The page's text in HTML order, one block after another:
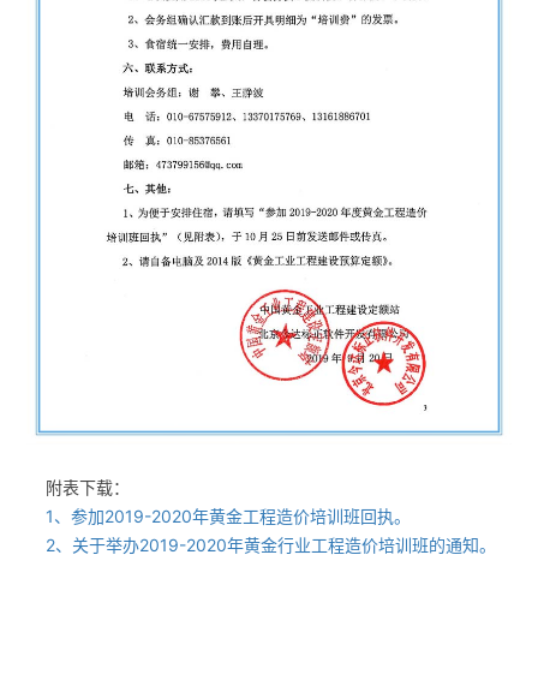
附表下载：
1、参加2019-2020年黄金工程造价培训班回执。
2、关于举办2019-2020年黄金行业工程造价培训班的通知。